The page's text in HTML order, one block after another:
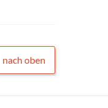
nach oben